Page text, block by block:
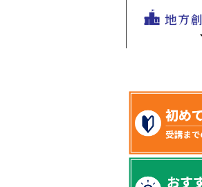
地方
新着情報
地方創生カ
ビデオライ
e ラ
初めての方
連携
連携・交流
全国で活躍
地方創生応
地方創生
を無料eラ
講座が200
スター